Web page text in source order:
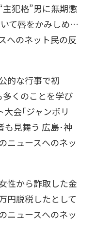
犯格”男に無期懲
て唇をかみしめ…
へのネット民の反
的な行事で初
多くのことを学び
大会｢ジャンボリ
も見舞う 広島･神
ニュースへのネッ
性から詐取した金
円脱税したとして
ニュースへのネッ